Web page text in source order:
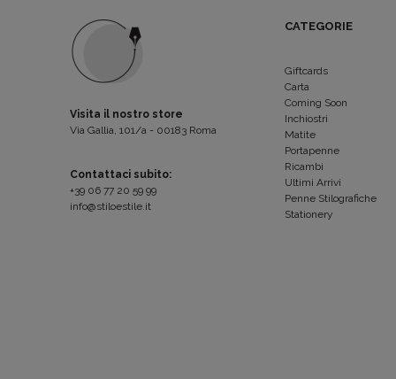
Visita il nostro store
Via Gallia, 101/a - 00183 Roma
Contattaci subito:
+39 06 77 20 59 99
info@stiloestile.it
CATEGORIE
Giftcards
Carta
Coming Soon
Inchiostri
Matite
Portapenne
Ricambi
Ultimi Arrivi
Penne Stilografiche
Stationery